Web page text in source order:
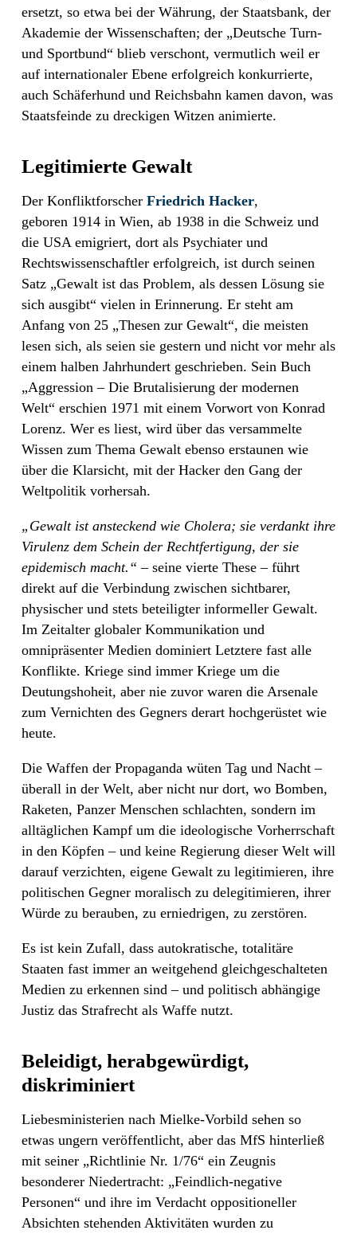
ersetzt, so etwa bei der Währung, der Staatsbank, der
Akademie der Wissenschaften; der „Deutsche Turn-
und Sportbund“ blieb verschont, vermutlich weil er
auf internationaler Ebene erfolgreich konkurrierte,
auch Schäferhund und Reichsbahn kamen davon, was
Staatsfeinde zu dreckigen Witzen animierte.
Legitimierte Gewalt
Der Konfliktforscher Friedrich Hacker,
geboren 1914 in Wien, ab 1938 in die Schweiz und
die USA emigriert, dort als Psychiater und
Rechtswissenschaftler erfolgreich, ist durch seinen
Satz „Gewalt ist das Problem, als dessen Lösung sie
sich ausgibt“ vielen in Erinnerung. Er steht am
Anfang von 25 „Thesen zur Gewalt“, die meisten
lesen sich, als seien sie gestern und nicht vor mehr als
einem halben Jahrhundert geschrieben. Sein Buch
„Aggression – Die Brutalisierung der modernen
Welt“ erschien 1971 mit einem Vorwort von Konrad
Lorenz. Wer es liest, wird über das versammelte
Wissen zum Thema Gewalt ebenso erstaunen wie
über die Klarsicht, mit der Hacker den Gang der
Weltpolitik vorhersah.
„Gewalt ist ansteckend wie Cholera; sie verdankt ihre
Virulenz dem Schein der Rechtfertigung, der sie
epidemisch macht.“ – seine vierte These – führt
direkt auf die Verbindung zwischen sichtbarer,
physischer und stets beteiligter informeller Gewalt.
Im Zeitalter globaler Kommunikation und
omnipräsenter Medien dominiert Letztere fast alle
Konflikte. Kriege sind immer Kriege um die
Deutungshoheit, aber nie zuvor waren die Arsenale
zum Vernichten des Gegners derart hochgerüstet wie
heute.
Die Waffen der Propaganda wüten Tag und Nacht –
überall in der Welt, aber nicht nur dort, wo Bomben,
Raketen, Panzer Menschen schlachten, sondern im
alltäglichen Kampf um die ideologische Vorherrschaft
in den Köpfen – und keine Regierung dieser Welt will
darauf verzichten, eigene Gewalt zu legitimieren, ihre
politischen Gegner moralisch zu delegitimieren, ihrer
Würde zu berauben, zu erniedrigen, zu zerstören.
Es ist kein Zufall, dass autokratische, totalitäre
Staaten fast immer an weitgehend gleichgeschalteten
Medien zu erkennen sind – und politisch abhängige
Justiz das Strafrecht als Waffe nutzt.
Beleidigt, herabgewürdigt,
diskriminiert
Liebesministerien nach Mielke-Vorbild sehen so
etwas ungern veröffentlicht, aber das MfS hinterließ
mit seiner „Richtlinie Nr. 1/76“ ein Zeugnis
besonderer Niedertracht: „Feindlich-negative
Personen“ und ihre im Verdacht oppositioneller
Absichten stehenden Aktivitäten wurden zu